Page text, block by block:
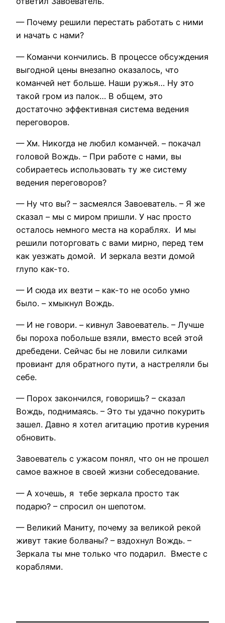
— Почему решили перестать работать с ними
и начать с нами?
— Команчи кончились. В процессе обсуждения
выгодной цены внезапно оказалось, что
команчей нет больше. Наши ружья… Ну это
такой гром из палок… В общем, это
достаточно эффективная система ведения
переговоров.
— Хм. Никогда не любил команчей. – покачал
головой Вождь. – При работе с нами, вы
собираетесь использовать ту же систему
ведения переговоров?
— Ну что вы? – засмеялся Завоеватель. – Я же
сказал – мы с миром пришли. У нас просто
осталось немного места на кораблях. И мы
решили поторговать с вами мирно, перед тем
как уезжать домой. И зеркала везти домой
глупо как-то.
— И сюда их везти – как-то не особо умно
было. – хмыкнул Вождь.
— И не говори. – кивнул Завоеватель. – Лучше
бы пороха побольше взяли, вместо всей этой
дребедени. Сейчас бы не ловили силками
провиант для обратного пути, а настреляли бы
себе.
— Порох закончился, говоришь? – сказал
Вождь, поднимаясь. – Это ты удачно покурить
зашел. Давно я хотел агитацию против курения
обновить.
Завоеватель с ужасом понял, что он не прошел
самое важное в своей жизни собеседование.
— А хочешь, я тебе зеркала просто так
подарю? – спросил он шепотом.
— Великий Маниту, почему за великой рекой
живут такие болваны? – вздохнул Вождь. –
Зеркала ты мне только что подарил. Вместе с
кораблями.